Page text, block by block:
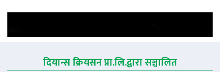
दियान्स क्रियसन प्रा.लि.द्वारा सञ्चालित